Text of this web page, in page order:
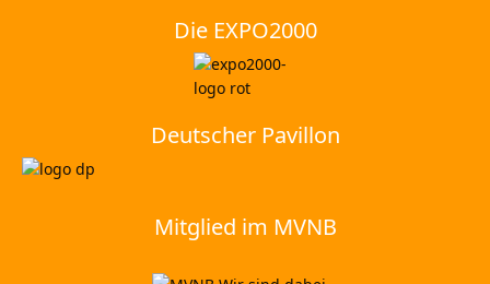
Die EXPO2000
Deutscher Pavillon
Mitglied im MVNB